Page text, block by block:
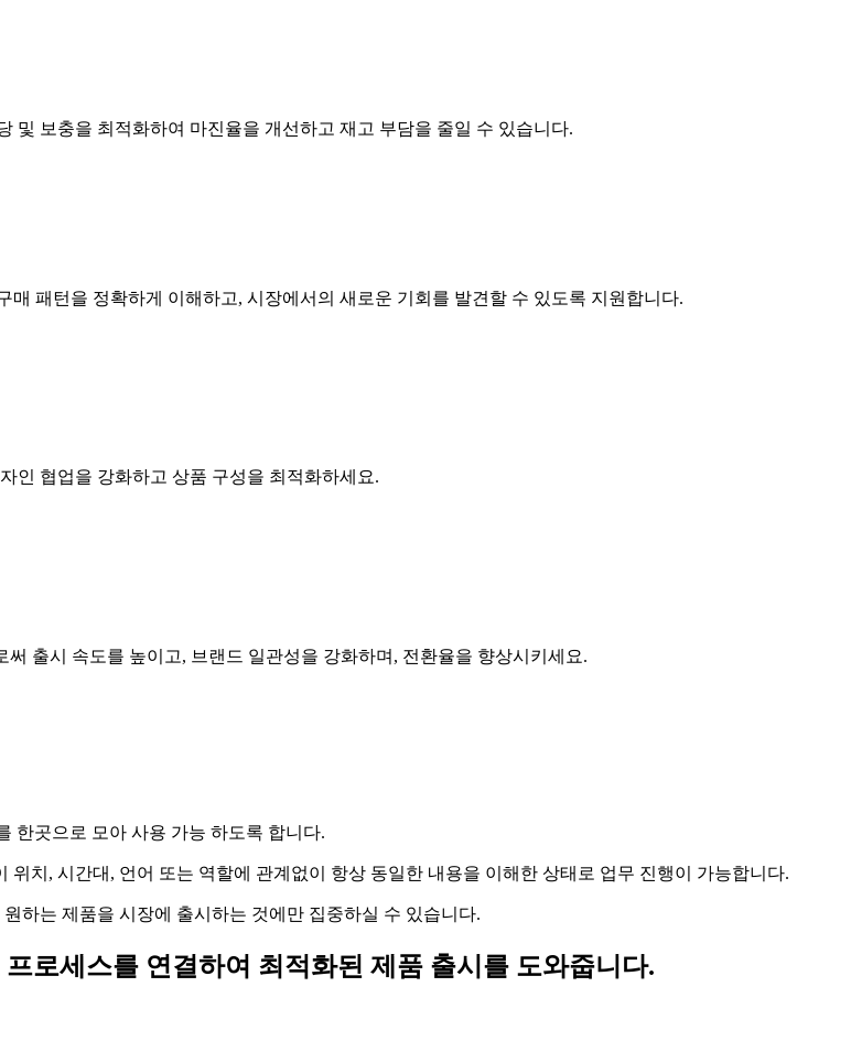
및 보충을 최적화하여 마진율을 개선하고 재고 부담을 줄일 수 있습니다.
패턴을 정확하게 이해하고, 시장에서의 새로운 기회를 발견할 수 있도록 지원합니다.
인 협업을 강화하고 상품 구성을 최적화하세요.
출시 속도를 높이고, 브랜드 일관성을 강화하며, 전환율을 향상시키세요.
한곳으로 모아 사용 가능 하도록 합니다.
치, 시간대, 언어 또는 역할에 관계없이 항상 동일한 내용을 이해한 상태로 업무 진행이 가능합니다.
하는 제품을 시장에 출시하는 것에만 집중하실 수 있습니다.
로세스를 연결하여 최적화된 제품 출시를 도와줍니다.